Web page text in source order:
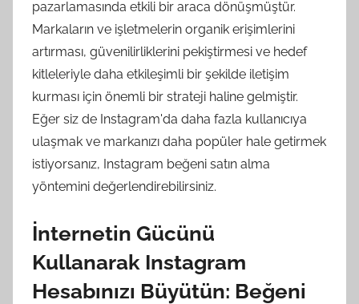
pazarlamasında etkili bir araca dönüşmüştür.
Markaların ve işletmelerin organik erişimlerini
artırması, güvenilirliklerini pekiştirmesi ve hedef
kitleleriyle daha etkileşimli bir şekilde iletişim
kurması için önemli bir strateji haline gelmiştir.
Eğer siz de Instagram'da daha fazla kullanıcıya
ulaşmak ve markanızı daha popüler hale getirmek
istiyorsanız, Instagram beğeni satın alma
yöntemini değerlendirebilirsiniz.
İnternetin Gücünü
Kullanarak Instagram
Hesabınızı Büyütün: Beğeni